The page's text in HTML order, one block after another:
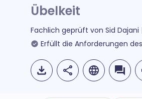
Übelkeit
Fachlich geprüft von Sid Dajani
Erfüllt die Anforderungen